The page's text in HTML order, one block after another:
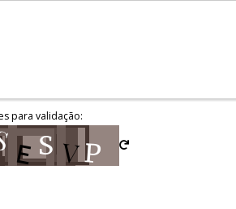
para validação: